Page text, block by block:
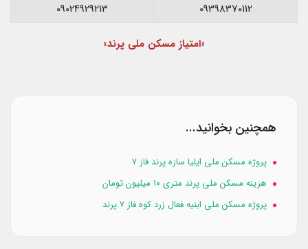
09398370112
09024929213
«امتیاز مسکن ملی پرند»
همچنین بخوانید...
پروژه مسکن ملی ایلیا سازه پرند فاز ۷
هزینه مسکن ملی پرند متری ۱۰ میلیون تومان
پروژه مسکن ملی ابنیه فعال زرد کوه فاز ۷ پرند